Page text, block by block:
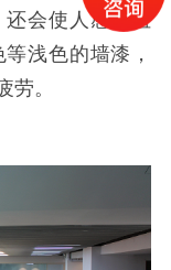
会使人感到沮
浅色的墙漆，
劳。